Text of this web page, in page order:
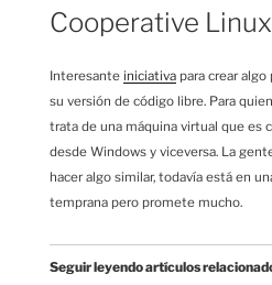
EL
Cooperative Linux
Interesante iniciativa para crear
su versión de código libre. Para
trata de una máquina virtual que es
desde Windows y viceversa. La
hacer algo similar, todavía está en
temprana pero promete mucho.
Seguir leyendo artículos